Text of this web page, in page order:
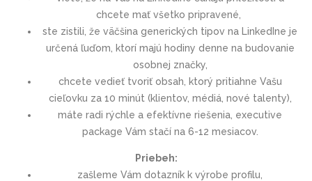
chcete mať všetko pripravené,
ste zistili, že väčšina generických tipov na LinkedIne je
určená ľuďom, ktorí majú hodiny denne na budovanie
osobnej značky,
chcete vedieť tvoriť obsah, ktorý pritiahne Vašu
cieľovku za 10 minút (klientov, médiá, nové talenty),
máte radi rýchle a efektívne riešenia, executive
package Vám stačí na 6-12 mesiacov.
Priebeh:
zašleme Vám dotazník k výrobe profilu,